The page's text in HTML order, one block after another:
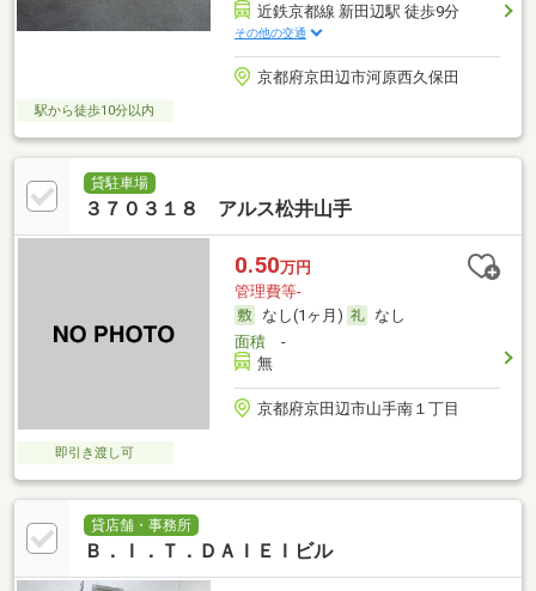
近鉄京都線 新田辺駅 徒歩9分
その他の交通
京都府京田辺市河原西久保田
駅から徒歩10分以内
貸駐車場
３７０３１８ アルス松井山手
0.50万円
管理費等-
なし(1ヶ月)
なし
面積-
無
京都府京田辺市山手南１丁目
即引き渡し可
貸店舗・事務所
Ｂ．Ｉ．Ｔ．ＤＡＩＥＩビル